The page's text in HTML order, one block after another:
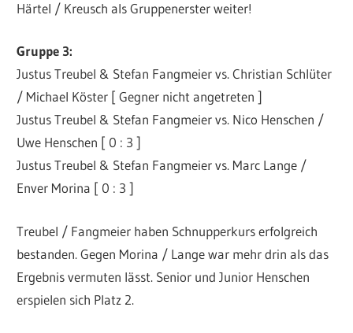
Härtel / Kreusch als Gruppenerster weiter!
Gruppe 3:
Justus Treubel & Stefan Fangmeier vs. Christian Schlüter
/ Michael Köster [ Gegner nicht angetreten ]
Justus Treubel & Stefan Fangmeier vs. Nico Henschen /
Uwe Henschen [ 0 : 3 ]
Justus Treubel & Stefan Fangmeier vs. Marc Lange /
Enver Morina [ 0 : 3 ]
Treubel / Fangmeier haben Schnupperkurs erfolgreich
bestanden. Gegen Morina / Lange war mehr drin als das
Ergebnis vermuten lässt. Senior und Junior Henschen
erspielen sich Platz 2.